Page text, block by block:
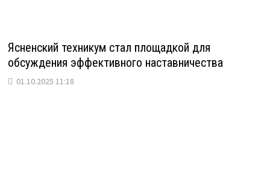
Ясненский техникум стал площадкой для
обсуждения эффективного наставничества
01.10.2025 11:18